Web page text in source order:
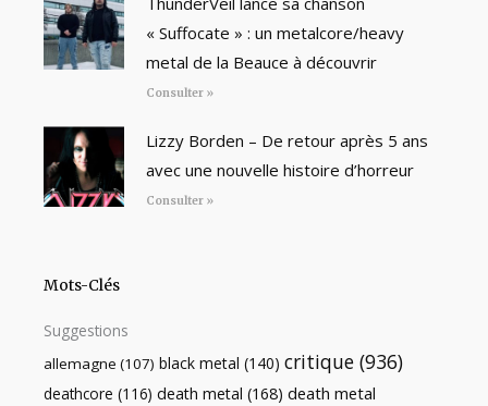
« Suffocate » : un metalcore/heavy
metal de la Beauce à découvrir
Consulter »
Lizzy Borden – De retour après 5 ans
avec une nouvelle histoire d’horreur
Consulter »
Mots-Clés
Suggestions
allemagne (107) black metal (140) critique (936)
deathcore (116) death metal (168) death metal